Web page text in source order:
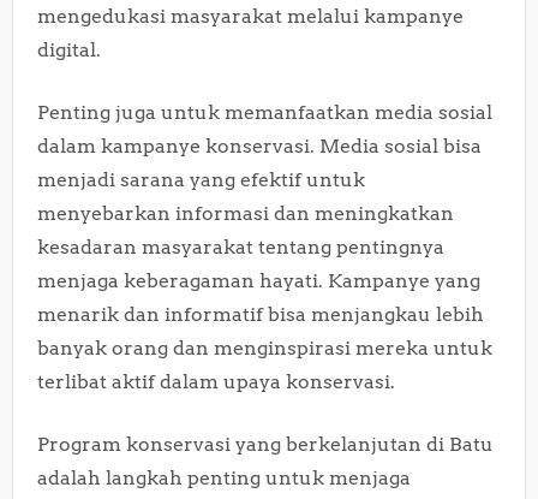
mengedukasi masyarakat melalui kampanye
digital.
Penting juga untuk memanfaatkan media sosial
dalam kampanye konservasi. Media sosial bisa
menjadi sarana yang efektif untuk
menyebarkan informasi dan meningkatkan
kesadaran masyarakat tentang pentingnya
menjaga keberagaman hayati. Kampanye yang
menarik dan informatif bisa menjangkau lebih
banyak orang dan menginspirasi mereka untuk
terlibat aktif dalam upaya konservasi.
Program konservasi yang berkelanjutan di Batu
adalah langkah penting untuk menjaga